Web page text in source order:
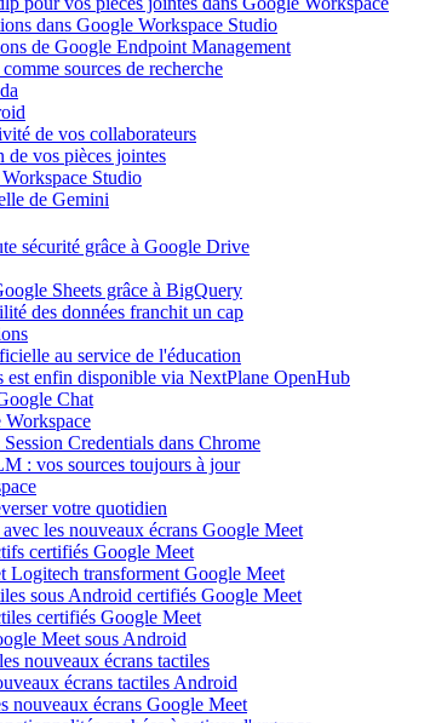
dans Google Workspace Studio
de Google Endpoint Management
sources de recherche
de vos collaborateurs
de vos pièces jointes
Studio
de Gemini
sécurité grâce à Google Drive
Sheets grâce à BigQuery
des données franchit un cap
au service de l'éducation
enfin disponible via NextPlane OpenHub
Chat
Workspace
Credentials dans Chrome
: vos sources toujours à jour
votre quotidien
les nouveaux écrans Google Meet
certifiés Google Meet
Logitech transforment Google Meet
sous Android certifiés Google Meet
certifiés Google Meet
Meet sous Android
nouveaux écrans tactiles
écrans tactiles Android
nouveaux écrans Google Meet